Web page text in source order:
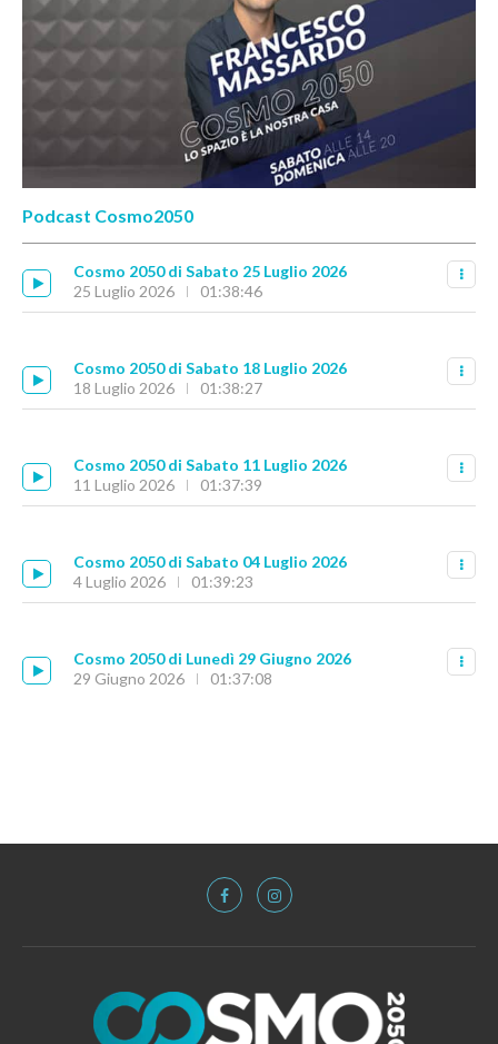
Podcast Cosmo2050
Cosmo 2050 di Sabato 25 Luglio 2026
25 Luglio 2026
01:38:46
Cosmo 2050 di Sabato 18 Luglio 2026
18 Luglio 2026
01:38:27
Cosmo 2050 di Sabato 11 Luglio 2026
11 Luglio 2026
01:37:39
Cosmo 2050 di Sabato 04 Luglio 2026
4 Luglio 2026
01:39:23
Cosmo 2050 di Lunedì 29 Giugno 2026
29 Giugno 2026
01:37:08